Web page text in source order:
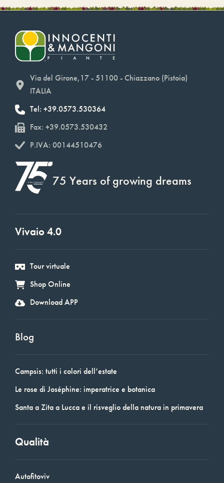
Via del Girone,17 - 51100 - Chiazzano (Pistoia)
ITALIA
Tel: +39.0573.530364
Fax: +39.0573.530432
P.IVA: 00144510476
75 Years of growing dreams
Vivaio 4.0
Tour virtuale
Shop Online
Download APP
Blog
Campsis: tutti i colori dell’estate
Le rose di Joséphine: imperatrice e botanica
Santa a Zita a Lucca e il risveglio della natura in primavera
Qualità
Autofitoviv